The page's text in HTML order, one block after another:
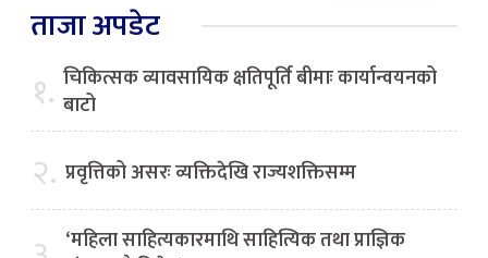
ताजा अपडेट
१. चिकित्सक व्यावसायिक क्षतिपूर्ति बीमाः कार्यान्वयनको
बाटो
२. प्रवृत्तिको असरः व्यक्तिदेखि राज्यशक्तिसम्म
‘महिला साहित्यकारमाथि साहित्यिक तथा प्राज्ञिक